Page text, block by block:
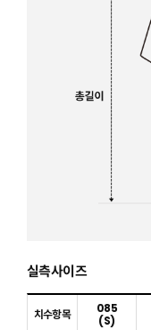
실측사이즈
치수항목
085
(S)